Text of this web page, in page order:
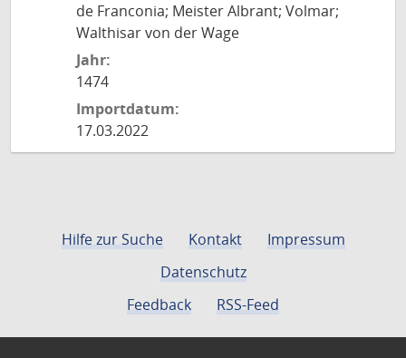
de Franconia; Meister Albrant; Volmar;
Walthisar von der Wage
Jahr:
1474
Importdatum:
17.03.2022
Hilfe zur Suche Kontakt
Impressum
Datenschutz
Feedback
RSS-Feed